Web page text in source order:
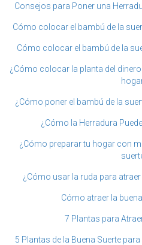
Consejos para Poner una
Cómo colocar el bambú de la
Cómo colocar el bambú de la
¿Cómo colocar la planta del
¿Cómo poner el bambú de la
¿Cómo la Herradura
¿Cómo preparar tu hogar con
¿Cómo usar la ruda para
Cómo atraer la
7 Plantas para
5 Plantas de la Buena Suerte